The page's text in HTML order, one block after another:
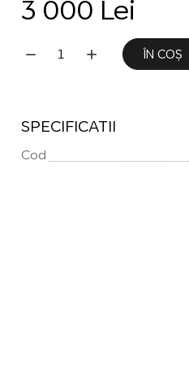
3 000 Lei
ÎN COȘ
SPECIFICATII
Cod